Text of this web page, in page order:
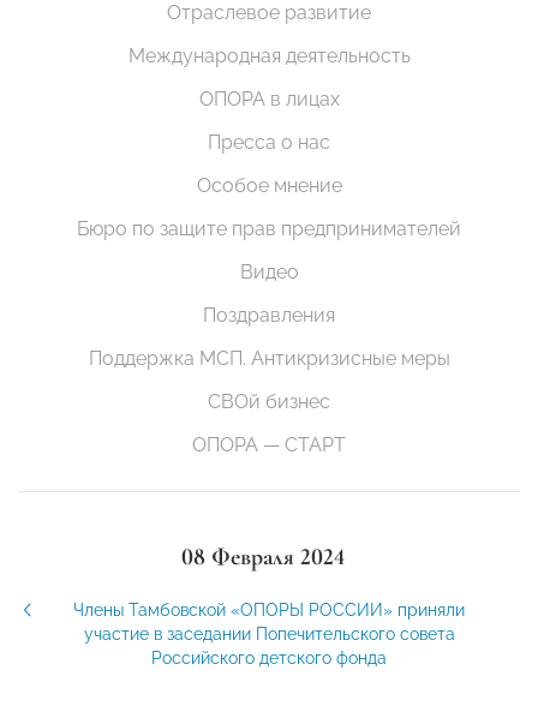
Отраслевое развитие
Международная деятельность
ОПОРА в лицах
Пресса о нас
Особое мнение
Бюро по защите прав предпринимателей
Видео
Поздравления
Поддержка МСП. Антикризисные меры
СВОй бизнес
ОПОРА — СТАРТ
08 Февраля 2024
Члены Тамбовской «ОПОРЫ РОССИИ» приняли
участие в заседании Попечительского совета
Российского детского фонда